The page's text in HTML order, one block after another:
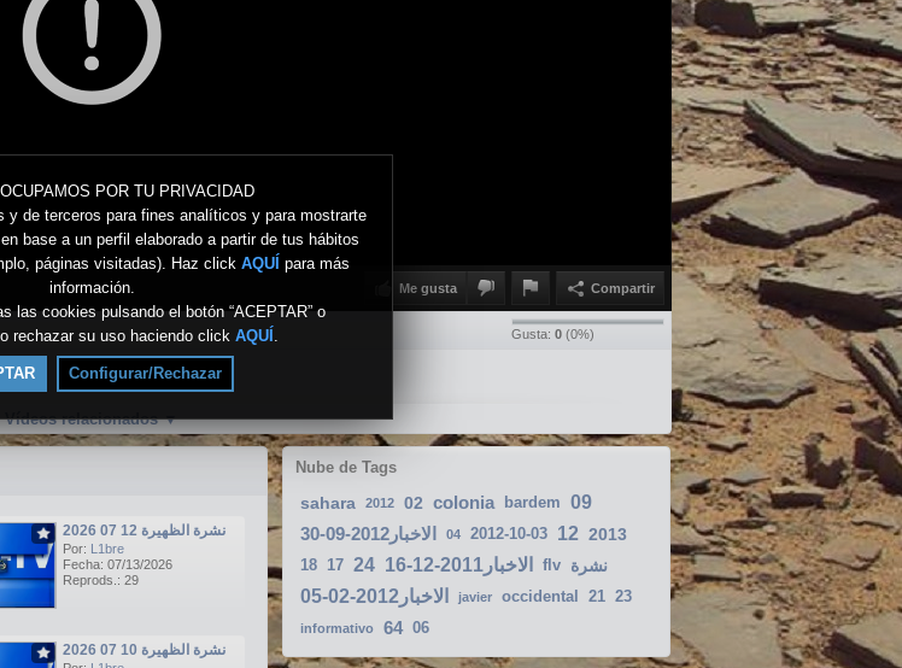
POR TU PRIVACIDAD
y de terceros para fines analíticos y para mostrarte
base a un perfil elaborado a partir de tus hábitos
páginas visitadas). Haz click AQUÍ para más
información.
las cookies pulsando el botón “ACEPTAR” o
rechazar su uso haciendo click AQUÍ .
Configurar/Rechazar
Me gusta Compartir
Gusta: 0 (0%)
Vídeos relacionados▼
Nube de Tags
sahara 2012 02 colonia bardem 09
الاخبار2012-09-30
04 2012-10-03 12 2013
18 17 24 الاخبار2011-12-16 flv نشرة
الاخبار2012-02-05 javier occidental 21 23
informativo 64 06
نشرة الظهيرة 12 07 2026
Por: L1bre
Fecha: 07/13/2026
Reprods.: 29
نشرة الظهيرة 10 07 2026